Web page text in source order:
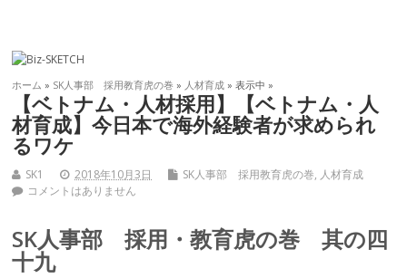
ホーム » SK人事部 採用教育虎の巻 » 人材育成 » 表示中 »
【ベトナム・人材採用】【ベトナム・人
材育成】今日本で海外経験者が求められ
るワケ
SK1 2018年10月3日 SK人事部 採用教育虎の巻, 人材育成
コメントはありません
SK人事部 採用・教育虎の巻 其の四
十九